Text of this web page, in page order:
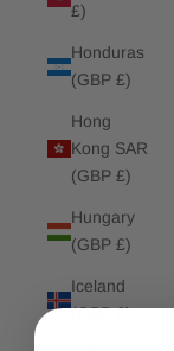
£)
Honduras
(GBP £)
Hong
Kong SAR
(GBP £)
Hungary
(GBP £)
Iceland
(GBP £)